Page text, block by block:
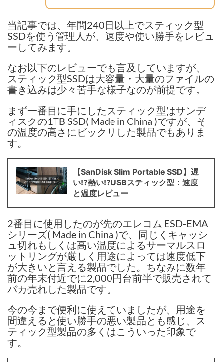
当記事では、年間240日以上でスティック型
SSDを使う管理人が、速度や使い勝手をレビュ
ーしてみます。
なお以下のレビューでも言及していますが、
スティック型SSDは大容量・大量のファイルの
書き込みは少々苦手な様子なのが前提です。
まず一番目に手にしたスティック型はサンデ
ィスクの1TB SSD( Made in China )ですが、そ
の温度の高さにビックリした製品でもありま
す。
【SanDisk Slim Portable SSD】遅
い!?熱い!?USBスティック型：速度
と温度レビュー
2番目に使用したのが先のエレコム ESD-EMA
シリーズ( Made in China )で、同じくキャッシ
ュ切れもしくは高い温度によるサーマルスロ
ットリングが厳しく用途によっては速度低下
が大きいと言える製品でした。ちなみに数年
前の年末付近でに2,000円台前半で販売されて
バカ売れした製品です。
今の今まで便利に使えていましたが、用途を
間違えると使い勝手の悪い製品とも感じ、ス
ティック型製品の多くはこういった印象で
す。